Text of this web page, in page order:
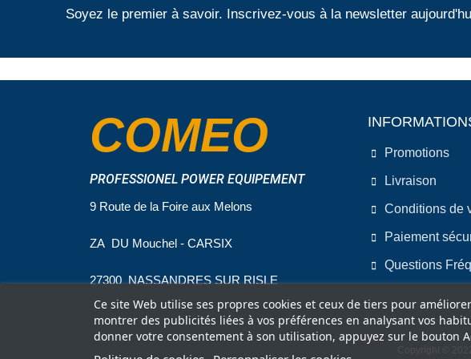
Soyez le premier à savoir. Inscrivez-vous à la newsletter
COMEO
PROFESSIONEL POWER EQUIPEMENT
9 Route de la Foire aux Melons
ZA DU Mouchel - CARSIX
27300 NASSANDRES SUR RISLE
Promotions
Livraison
Conditions de
Paiement
Questions
Ce site Web utilise ses propres cookies et ceux de tiers pour
montrer des publicités liées à vos préférences en analysant vos
donner votre consentement à son utilisation, appuyez sur le bouton
Copyright ©